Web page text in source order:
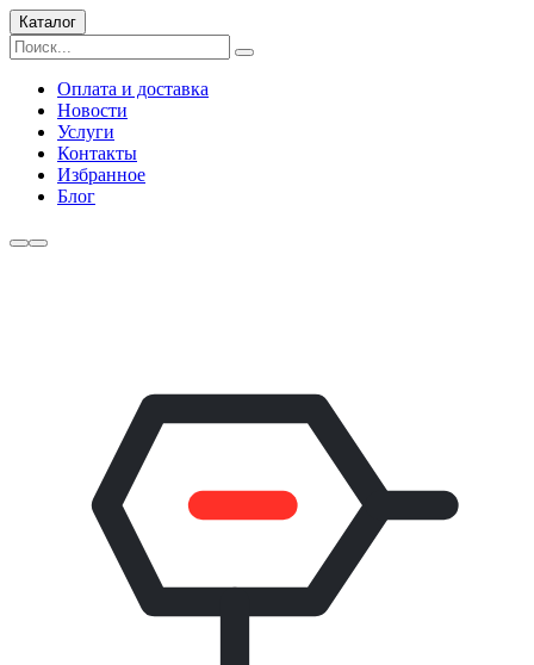
Каталог
Оплата и доставка
Новости
Услуги
Контакты
Избранное
Блог